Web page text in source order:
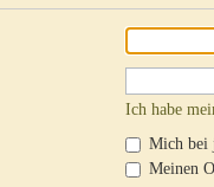
Ich habe
Mich bei
Meinen